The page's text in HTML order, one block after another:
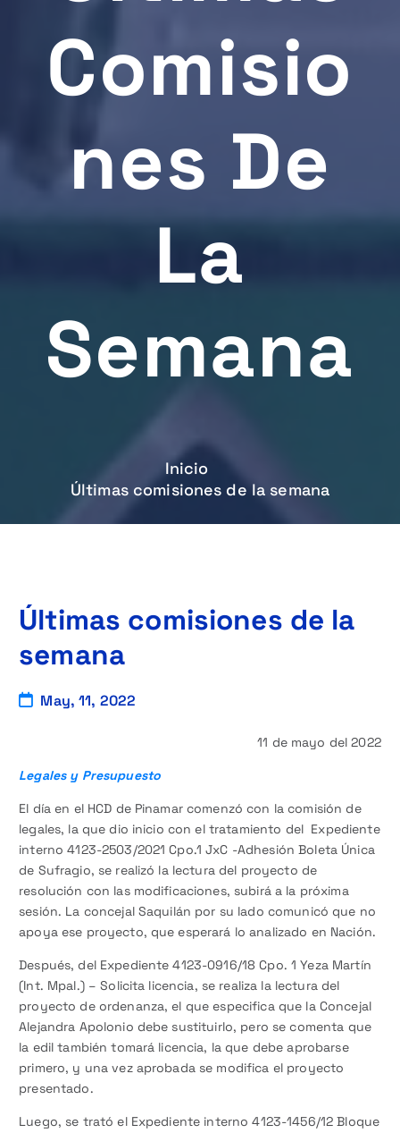
Comisio
Nes De
La
Semana
Inicio
Últimas comisiones de la semana
Últimas comisiones de la
semana
May, 11, 2022
11 de mayo del 2022
Legales y Presupuesto
El día en el HCD de Pinamar comenzó con la comisión de
legales, la que dio inicio con el tratamiento del Expediente
interno 4123-2503/2021 Cpo.1 JxC -Adhesión Boleta Única
de Sufragio, se realizó la lectura del proyecto de
resolución con las modificaciones, subirá a la próxima
sesión. La concejal Saquilán por su lado comunicó que no
apoya ese proyecto, que esperará lo analizado en Nación.
Después, del Expediente 4123-0916/18 Cpo. 1 Yeza Martín
(Int. Mpal.) – Solicita licencia, se realiza la lectura del
proyecto de ordenanza, el que especifica que la Concejal
Alejandra Apolonio debe sustituirlo, pero se comenta que
la edil también tomará licencia, la que debe aprobarse
primero, y una vez aprobada se modifica el proyecto
presentado.
Luego, se trató el Expediente interno 4123-1456/12 Bloque